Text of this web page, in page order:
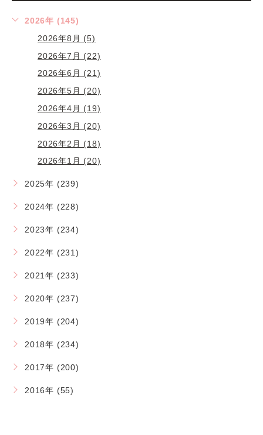
2026年 (145)
2026年8月 (5)
2026年7月 (22)
2026年6月 (21)
2026年5月 (20)
2026年4月 (19)
2026年3月 (20)
2026年2月 (18)
2026年1月 (20)
2025年 (239)
2024年 (228)
2023年 (234)
2022年 (231)
2021年 (233)
2020年 (237)
2019年 (204)
2018年 (234)
2017年 (200)
2016年 (55)